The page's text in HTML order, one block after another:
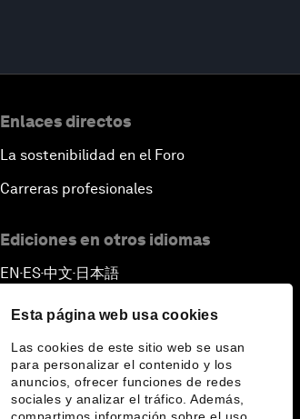
Esta página web usa cookies
Las cookies de este sitio web se usan
para personalizar el contenido y los
anuncios, ofrecer funciones de redes
sociales y analizar el tráfico. Además,
Enlaces directos
La sostenibilidad en el Foro
Carreras profesionales
Ediciones en otros idiomas
EN ▪ES▪中文▪ 日本語